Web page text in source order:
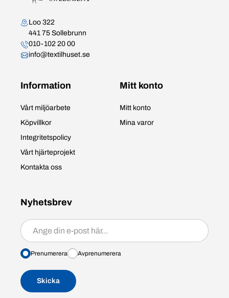
Loo 322
441 75 Sollebrunn
010-102 20 00
info@textilhuset.se
Information
Vårt miljöarbete
Köpvillkor
Integritetspolicy
Vårt hjärteprojekt
Kontakta oss
Mitt konto
Mitt konto
Mina varor
Nyhetsbrev
Prenumerera/avprenumerera
Prenumerera Avprenumerera
Skicka